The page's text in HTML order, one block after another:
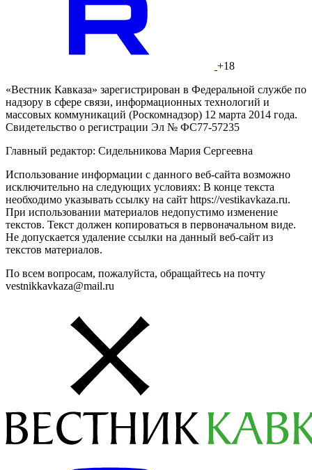
+18
«Вестник Кавказа» зарегистрирован в Федеральной службе по
надзору в сфере связи, информационных технологий и
массовых коммуникаций (Роскомнадзор) 12 марта 2014 года.
Свидетельство о регистрации Эл № ФС77-57235
Главный редактор: Сидельникова Мария Сергеевна
Использование информации с данного веб-сайта возможно
исключительно на следующих условиях: В конце текста
необходимо указывать ссылку на сайт https://vestikavkaza.ru.
При использовании материалов недопустимо изменение
текстов. Текст должен копироваться в первоначальном виде.
Не допускается удаление ссылки на данный веб-сайт из
текстов материалов.
По всем вопросам, пожалуйста, обращайтесь на почту
vestnikkavkaza@mail.ru